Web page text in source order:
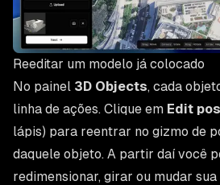
Reeditar um modelo já colocado
No painel 3D Objects, cada
linha de ações. Clique em Edit
lápis) para reentrar no gizmo de
daquele objeto. A partir daí você
redimensionar, girar ou mudar